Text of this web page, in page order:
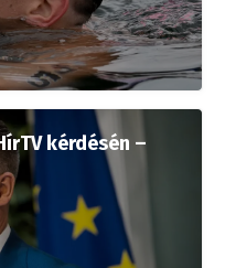
kérdésén –